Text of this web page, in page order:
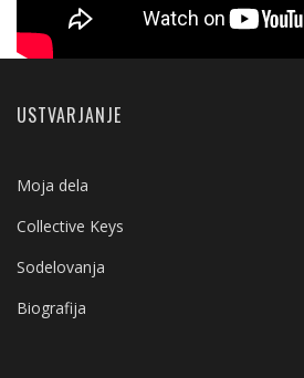
USTVARJANJE
Moja dela
Collective Keys
Sodelovanja
Biografija